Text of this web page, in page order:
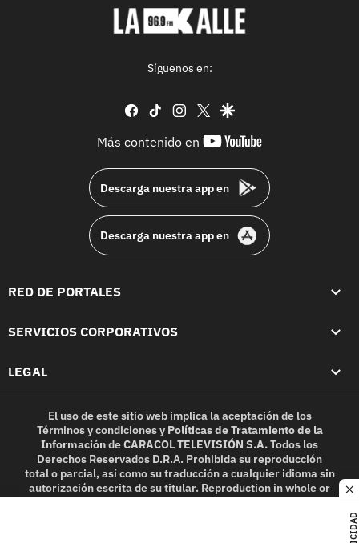
Síguenos en:
facebook
tiktok instagram
twittergoogle
Más contenido en
youtube-
Descarga nuestra app en
Descarga nuestra app en
RED DE PORTALES
SERVICIOS CORPORATIVOS
LEGAL
El uso de este sitio web implica la aceptación de los
Términos y condicionesy Políticas de Tratamiento de la
InformacióndeCARACOL TELEVISIÓN S.A.Todos los
Derechos Reservados D.R.A. Prohibida su reproducción
total o parcial, así como su traducción a cualquier idioma sin
autorización escrita de su titular. Reproduction in whole or